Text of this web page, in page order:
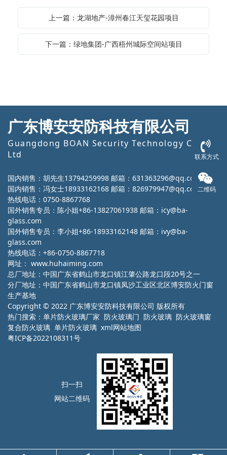
上一篇：龙湖地产-漳州春江天玺花园项目
下一篇：绿地集团-广西梧州城际空间站项目
广东博安安防科技有限公司
Guangdong BOAN Security Technology Co.,
Ltd
国内销售：胡先生13794259998 邮箱：631363296@qq.com
国内销售：冯女士18933162168 邮箱：826979947@qq.com
热线电话：0750-8867768
国外销售专员：陈小姐+86-13827061938 邮箱：icy@ba-
glass.com
国外销售专员：李小姐+86-18933162148 邮箱：ivy@ba-
glass.com
热线电话：+86-0750-8867718
网址： www.huhaiming.com
总厂地址：中国广东省鹤山市龙口镇江肇公路龙口段20号之一
分厂地址：中国广东省鹤山市龙口镇凤沙工业区北区博安防火门窗
生产基地
Copyright © 2022 广东博安安防科技有限公司 版权所有
热门搜索： 单片防火玻璃厂家 防火玻璃门 防火玻璃 防火玻璃窗
复合防火玻璃 单片防火玻璃 xml网站地图
粤ICP备2022108311号
扫一扫
网站二维码
联系方式
二维码